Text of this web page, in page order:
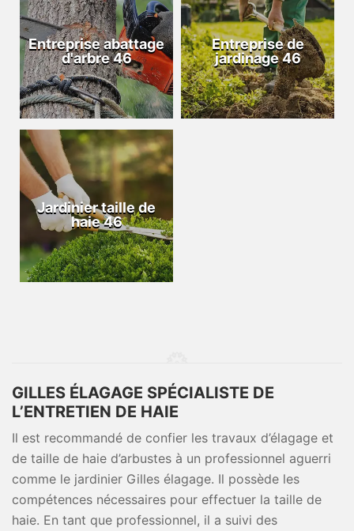
Entreprise abattage
d'arbre 46
Entreprise de
jardinage 46
Jardinier taille de
haie 46
GILLES ÉLAGAGE SPÉCIALISTE DE
L’ENTRETIEN DE HAIE
Il est recommandé de confier les travaux d’élagage et
de taille de haie d’arbustes à un professionnel aguerri
comme le jardinier Gilles élagage. Il possède les
compétences nécessaires pour effectuer la taille de
haie. En tant que professionnel, il a suivi des